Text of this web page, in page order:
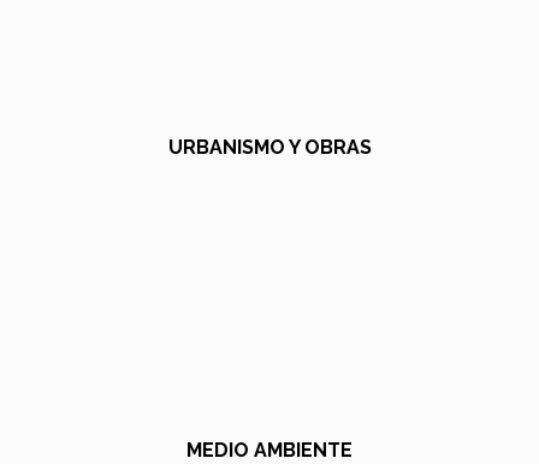
URBANISMO Y OBRAS
MEDIO AMBIENTE